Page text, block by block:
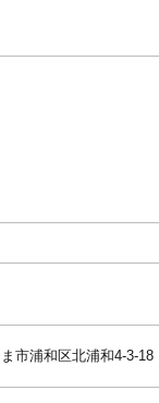
市浦和区北浦和4-3-